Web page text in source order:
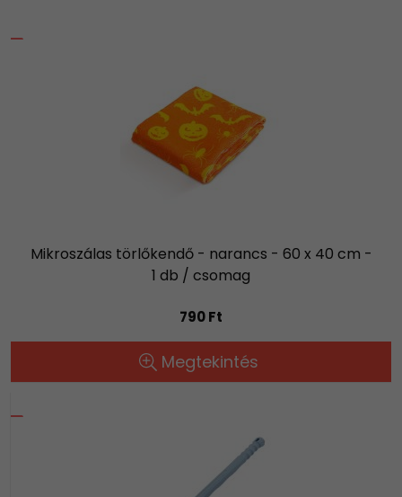
Mikroszálas törlőkendő - narancs - 60 x 40 cm -
1 db / csomag
790 Ft
Megtekintés